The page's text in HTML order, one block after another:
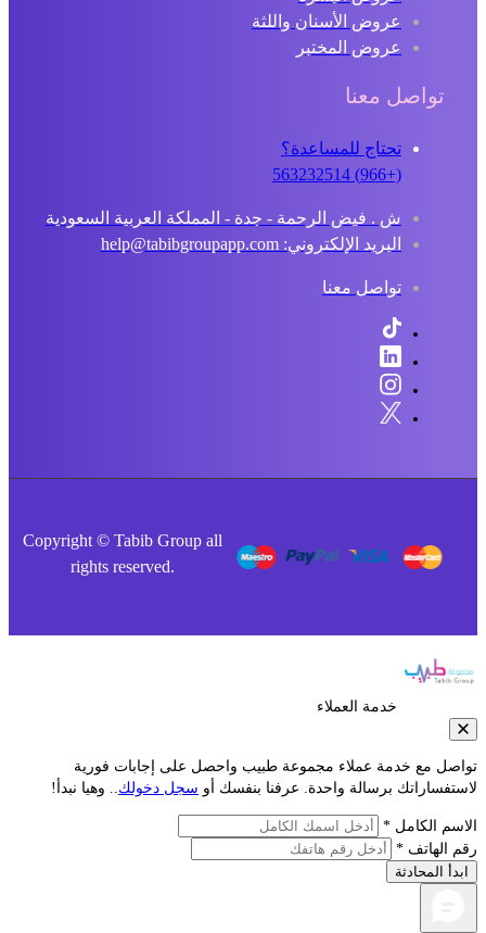
عروض الأسنان واللثة
عروض المختبر
تواصل معنا
تحتاج للمساعدة؟
ش . فيض الرحمة - جدة - المملكة العربية السعودية
البريد الإلكتروني: help@tabibgroupapp.com
تواصل معنا
Copyright © Tabib Group all
rights reserved.
خدمة العملاء
مع خدمة عملاء مجموعة طبيب واحصل على إجابات فورية
برسالة واحدة. عرفنا بنفسك أوسجل دخولك.. وهيا نبدأ!
الكامل *
الهاتف *
المحادثة